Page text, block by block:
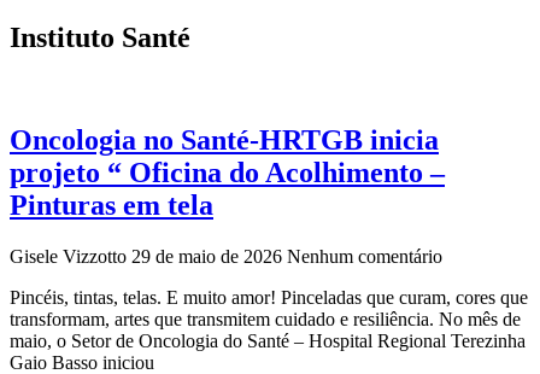
Instituto Santé
Oncologia no Santé-HRTGB inicia
projeto “ Oficina do Acolhimento –
Pinturas em tela
Gisele Vizzotto 29 de maio de 2026 Nenhum comentário
Pincéis, tintas, telas. E muito amor! Pinceladas que curam, cores que
transformam, artes que transmitem cuidado e resiliência. No mês de
maio, o Setor de Oncologia do Santé – Hospital Regional Terezinha
Gaio Basso iniciou